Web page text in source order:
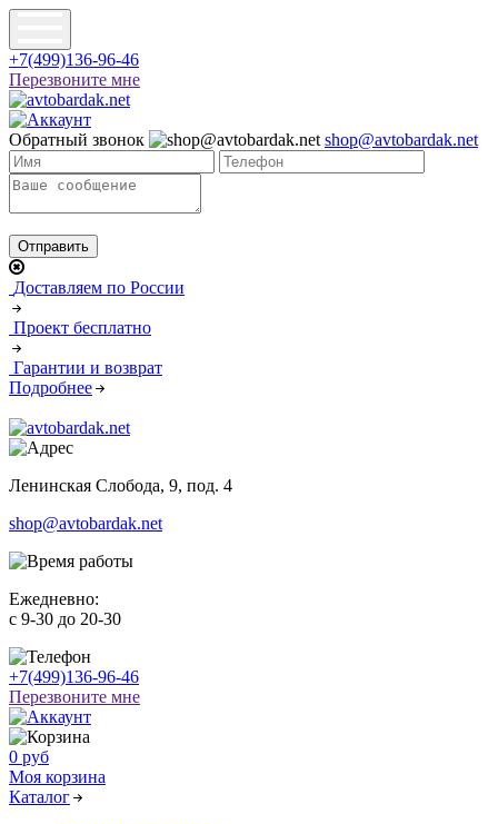
+7(499)136-96-46
Перезвоните мне
Обратный звонок shop@avtobardak.net
Доставляем по России
Проект бесплатно
Гарантии и возврат
Подробнее
Ленинская Слобода, 9, под. 4
shop@avtobardak.net
Ежедневно:
c 9-30 до 20-30
+7(499)136-96-46
Перезвоните мне
0 руб
Моя корзина
Каталог